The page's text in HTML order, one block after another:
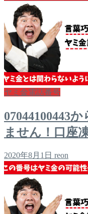
ヤミ金電話番号
07044100443
ません！口座
2020年8月1日 reon